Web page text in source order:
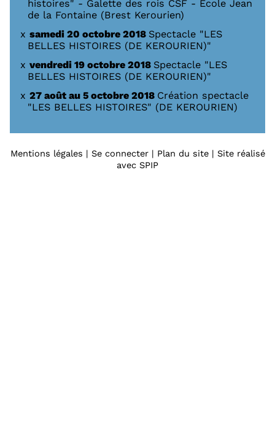
histoires" - Galette des rois CSF - École Jean
de la Fontaine (Brest Kerourien)
samedi 20 octobre 2018 Spectacle "LES
BELLES HISTOIRES (DE KEROURIEN)"
vendredi 19 octobre 2018 Spectacle "LES
BELLES HISTOIRES (DE KEROURIEN)"
27 août au 5 octobre 2018 Création spectacle
"LES BELLES HISTOIRES" (DE KEROURIEN)
Mentions légales | Se connecter| Plan du site| Site réalisé
avec SPIP